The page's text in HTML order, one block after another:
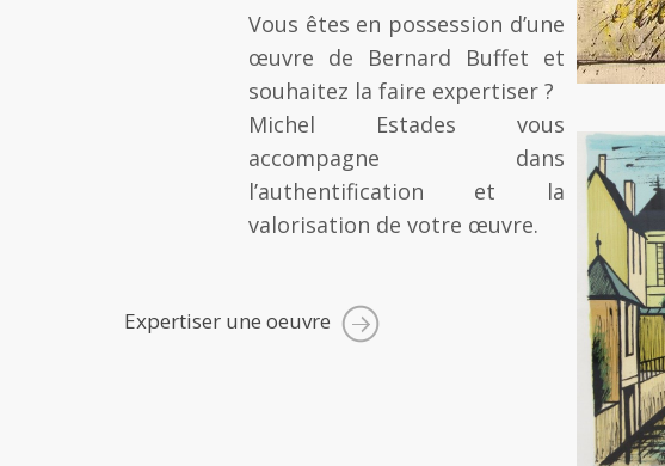
Vous êtes en possession d’une
œuvre de Bernard Buffet et
souhaitez la faire expertiser ?
Michel Estades vous
accompagne dans
l’authentification et la
valorisation de votre œuvre.
Expertiser une oeuvre